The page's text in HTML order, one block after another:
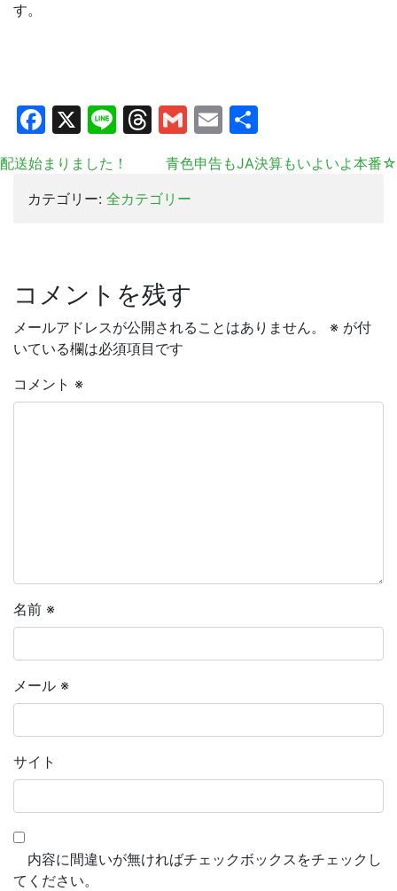
す。
Facebook
X LineThreads
Gmail
Email
有
配送始まりました！
青色申告もJA決算もいよいよ本番☆
カテゴリー: 全カテゴリー
コメントを残す
メールアドレスが公開されることはありません。 ※ が付
いている欄は必須項目です
コメント ※
名前 ※
メール ※
サイト
内容に間違いが無ければチェックボックスをチェックし
てください。